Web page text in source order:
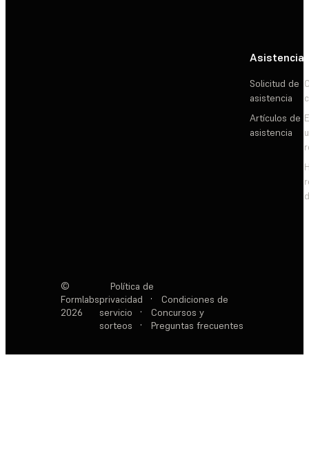
Asistencia
Solicitud de
asistencia
Artículos de
asistencia
©
Formlabs
2026
Política de
privacidad
·
Condiciones de
servicio
·
Concursos y
sorteos
· Preguntas frecuentes